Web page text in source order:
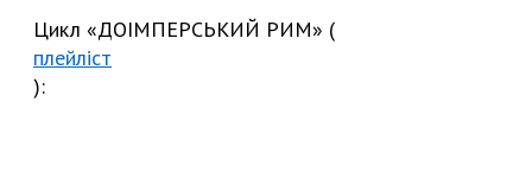
Цикл «ДОІМПЕРСЬКИЙ РИМ» (
плейліст
):